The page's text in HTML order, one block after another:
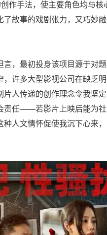
作手法，使主要角色均与核
故事的戏剧张力，又巧妙
，最初投身该项目源于对
许多大型影视公司在缺乏
人传递的创作理念令我坚定
责任——若影片上映后能为
人文情怀促使我沉下心来